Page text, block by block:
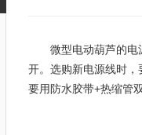
微型电动葫芦的电
开。选购新电源线时，
要用防水胶带+热缩管